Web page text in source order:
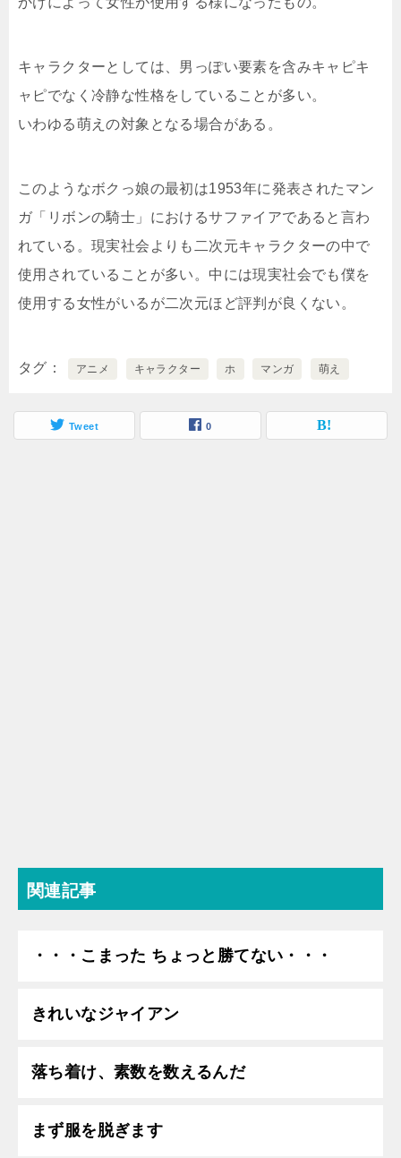
キャラクターとしては、男っぽい要素を含みキャピキ
ャピでなく冷静な性格をしていることが多い。
いわゆる萌えの対象となる場合がある。
このようなボクっ娘の最初は1953年に発表されたマン
ガ「リボンの騎士」におけるサファイアであると言わ
れている。現実社会よりも二次元キャラクターの中で
使用されていることが多い。中には現実社会でも僕を
使用する女性がいるが二次元ほど評判が良くない。
タグ アニメ キャラクター ホ マンガ 萌え
Tweet 0
関連記事
・・・こまった ちょっと勝てない・・・
きれいなジャイアン
落ち着け、素数を数えるんだ
まず服を脱ぎます